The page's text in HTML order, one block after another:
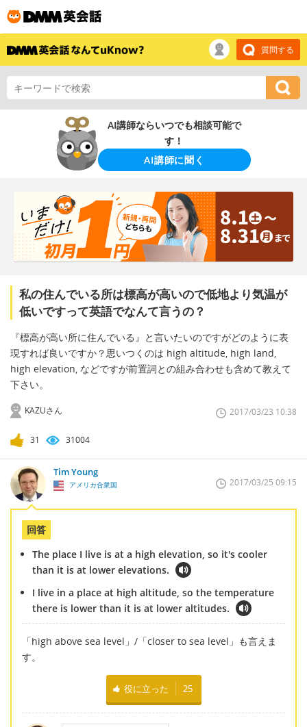
質問する
AI講師ならいつでも相談可能で
す！
AI講師に聞く
私の住んでいる所は標高が高いので低地より気温が
低いですって英語でなんて言うの？
『標高が高い所に住んでいる』と言いたいのですがどのように表
現すれば良いですか？思いつくのは high altitude, high land,
high elevation, などですが前置詞との組み合わせも含めて教えて
下さい。
KAZUさん 2017/03/23 10:38
31 31004
Tim Young
アメリカ合衆国 2017/03/25 09:15
回答
The place I live is at a high elevation, so it's cooler
than it is at lower elevations.
I live in a place at high altitude, so the temperature
there is lower than it is at lower altitudes.
「high above sea level」/「closer to sea level」も言えま
す。
役に立った 25